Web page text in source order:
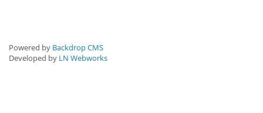
Powered by Backdrop CMS
Developed by LN Webworks